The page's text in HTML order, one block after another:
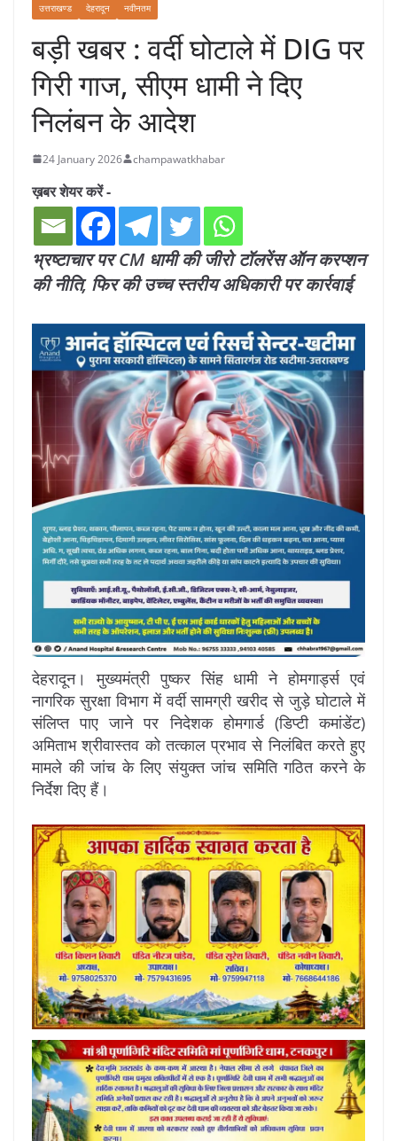
उत्तराखण्ड देहरादून नवीनतम
बड़ी खबर : वर्दी घोटाले में DIG पर
गिरी गाज, सीएम धामी ने दिए
निलंबन के आदेश
24 January 2026 champawatkhabar
ख़बर शेयर करें -
भ्रष्टाचार पर CM धामी की जीरो टॉलरेंस ऑन करप्शन
की नीति, फिर की उच्च स्तरीय अधिकारी पर कार्रवाई
देहरादून। मुख्यमंत्री पुष्कर सिंह धामी ने होमगार्ड्स एवं
नागरिक सुरक्षा विभाग में वर्दी सामग्री खरीद से जुड़े घोटाले में
संलिप्त पाए जाने पर निदेशक होमगार्ड (डिप्टी कमांडेंट)
अमिताभ श्रीवास्तव को तत्काल प्रभाव से निलंबित करते हुए
मामले की जांच के लिए संयुक्त जांच समिति गठित करने के
निर्देश दिए हैं।